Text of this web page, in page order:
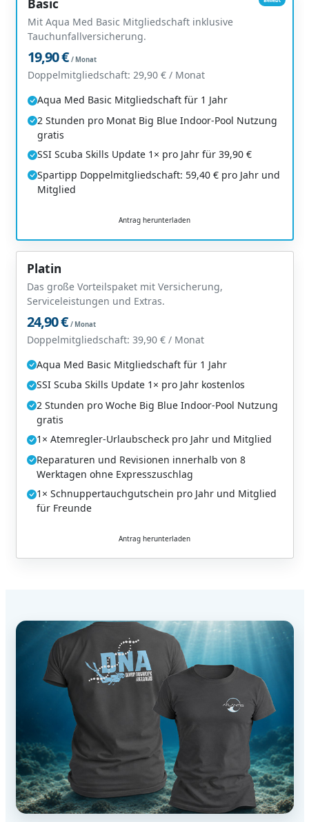
Basic
Mit Aqua Med Basic Mitgliedschaft inklusive
Tauchunfallversicherung.
19,90 € / Monat
Doppelmitgliedschaft: 29,90 € / Monat
Aqua Med Basic Mitgliedschaft für 1 Jahr
2 Stunden pro Monat Big Blue Indoor-Pool Nutzung
gratis
SSI Scuba Skills Update 1× pro Jahr für 39,90 €
Spartipp Doppelmitgliedschaft: 59,40 € pro Jahr und
Mitglied
Antrag herunterladen
Platin
Das große Vorteilspaket mit Versicherung,
Serviceleistungen und Extras.
24,90 € / Monat
Doppelmitgliedschaft: 39,90 € / Monat
Aqua Med Basic Mitgliedschaft für 1 Jahr
SSI Scuba Skills Update 1× pro Jahr kostenlos
2 Stunden pro Woche Big Blue Indoor-Pool Nutzung
gratis
1× Atemregler-Urlaubscheck pro Jahr und Mitglied
Reparaturen und Revisionen innerhalb von 8
Werktagen ohne Expresszuschlag
1× Schnuppertauchgutschein pro Jahr und Mitglied
für Freunde
Antrag herunterladen